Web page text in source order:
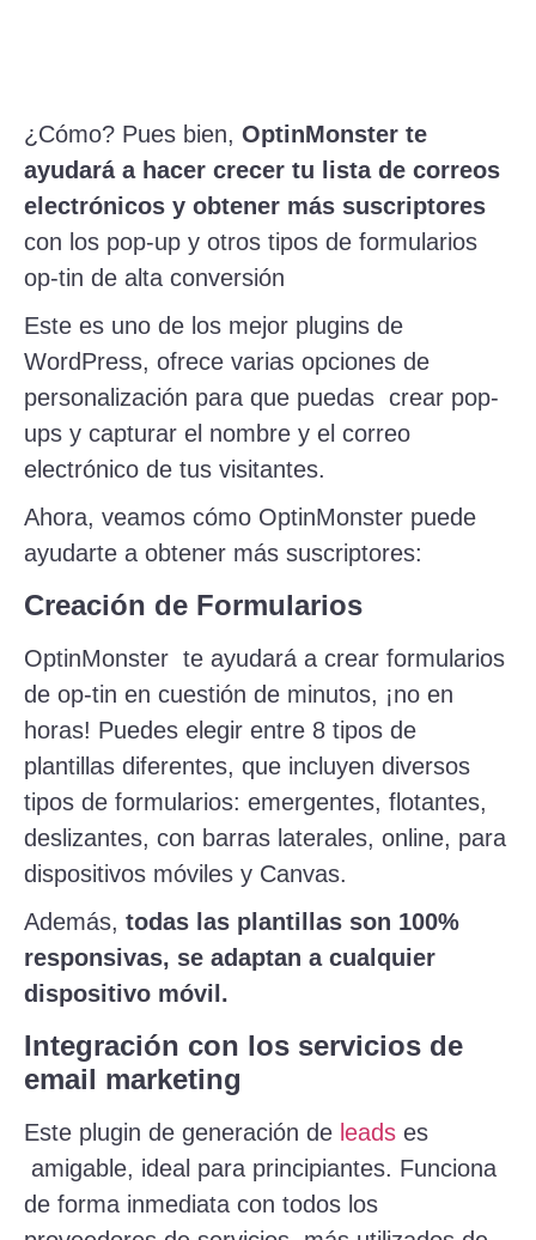
¿Cómo? Pues bien, OptinMonster te
ayudará a hacer crecer tu lista de correos
electrónicos y obtener más suscriptores
con los pop-up y otros tipos de formularios
op-tin de alta conversión
Este es uno de los mejor plugins de
WordPress, ofrece varias opciones de
personalización para que puedas crear pop-
ups y capturar el nombre y el correo
electrónico de tus visitantes.
Ahora, veamos cómo OptinMonster puede
ayudarte a obtener más suscriptores:
Creación de Formularios
OptinMonster te ayudará a crear formularios
de op-tin en cuestión de minutos, ¡no en
horas! Puedes elegir entre 8 tipos de
plantillas diferentes, que incluyen diversos
tipos de formularios: emergentes, flotantes,
deslizantes, con barras laterales, online, para
dispositivos móviles y Canvas.
Además, todas las plantillas son 100%
responsivas, se adaptan a cualquier
dispositivo móvil.
Integración con los servicios de
email marketing
Este plugin de generación de leads es
amigable, ideal para principiantes. Funciona
de forma inmediata con todos los